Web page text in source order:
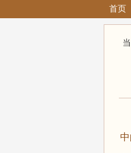
首页